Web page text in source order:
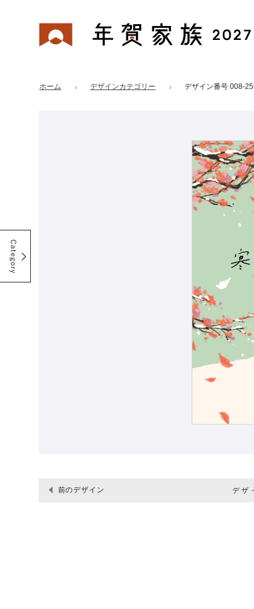
年賀家族 2027
ホーム デザインカテゴリー デザイン番号 008-
デザ
前のデザイン